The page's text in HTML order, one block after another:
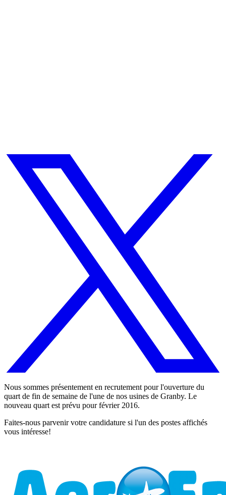
Nous sommes présentement en recrutement pour l'ouverture du
quart de fin de semaine de l'une de nos usines de Granby. Le
nouveau quart est prévu pour février 2016.
Faites-nous parvenir votre candidature si l'un des postes affichés
vous intéresse!